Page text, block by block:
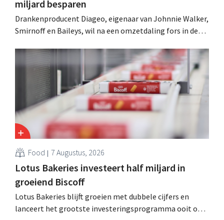
miljard besparen
Drankenproducent Diageo, eigenaar van Johnnie Walker,
Smirnoff en Baileys, wil na een omzetdaling fors in de
andere Guiness en voorgemixte cocktails.
Food 7 Augustus, 2026
Lotus Bakeries investeert half miljard in
groeiend Biscoff
Lotus Bakeries blijft groeien met dubbele cijfers en
lanceert het grootste investeringsprogramma ooit om